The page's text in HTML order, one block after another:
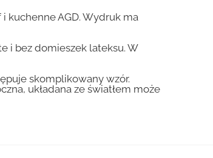
i kuchenne AGD. Wydruk ma
i bez domieszek lateksu. W
skomplikowany wzór.
układana ze światłem może